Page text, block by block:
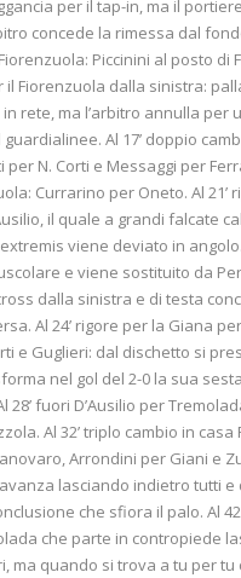
per il tap-in, ma il
concede la rimessa dal
Piccinini al posto di
Fiorenzuola dalla sinistra:
rete, ma l’arbitro annulla per
Al 17’ doppio
per N. Corti e Messaggi per
Currarino per Oneto. Al 21’
il quale a grandi falcate
viene deviato in
e viene sostituito da
dalla sinistra e di testa
Al 24’ rigore per la Giana
e Guglieri: dal dischetto si
nel gol del 2-0 la sua
28’ fuori D’Ausilio per
Al 32’ triplo cambio in casa
Arrondini per Giani e
avanza lasciando indietro tutti e
che sfiora il palo. Al
che parte in contropiede
ma quando si trova a tu per tu